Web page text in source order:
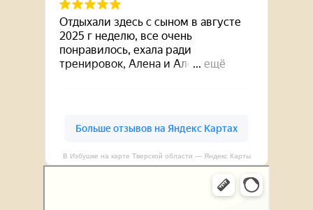
В Избушке на карте Тверской области — Яндекс Карты